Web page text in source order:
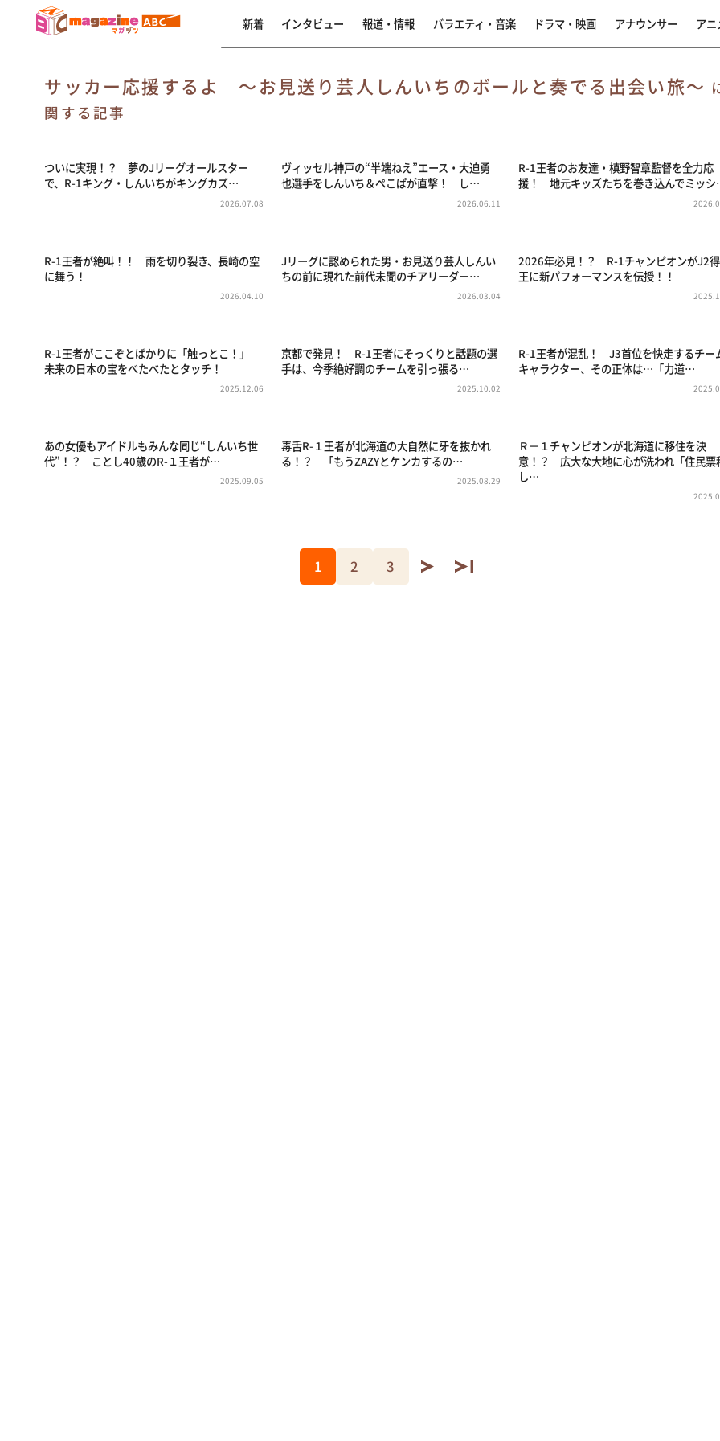
新着 インタビュー 報道・情報 バラエティ・音楽 ドラマ・映画 アナウンサー アニ
サッカー応援するよ ～お見送り芸人しんいちのボールと奏でる出会い旅～
関する記事
ついに実現！？ 夢のJリーグオールスター
で、R-1キング・しんいちがキングカズ…
2026.07.08
ヴィッセル神戸の“半端ねえ”エース・大迫勇
也選手をしんいち＆ぺこぱが直撃！ し…
2026.06.11
R-1王者のお友達・槙野智章監督を全力応
援！ 地元キッズたちを巻き込んでミッ
R-1王者が絶叫！！ 雨を切り裂き、長崎の空
に舞う！
2026.04.10
Jリーグに認められた男・お見送り芸人しんい
ちの前に現れた前代未聞のチアリーダー…
2026.03.04
2026年必見！？ R-1チャンピオンがJ2
王に新パフォーマンスを伝授！！
R-1王者がここぞとばかりに「触っとこ！」
未来の日本の宝をべたべたとタッチ！
2025.12.06
京都で発見！ R-1王者にそっくりと話題の選
手は、今季絶好調のチームを引っ張る…
2025.10.02
R-1王者が混乱！ J3首位を快走するチー
キャラクター、その正体は…「力道…
あの女優もアイドルもみんな同じ“しんいち世
代”！？ ことし40歳のR-１王者が…
2025.09.05
毒舌R-１王者が北海道の大自然に牙を抜かれ
る！？ 「もうZAZYとケンカするの…
2025.08.29
Ｒ－１チャンピオンが北海道に移住を決
意！？ 広大な大地に心が洗われ「住民票
し…
1 2 3